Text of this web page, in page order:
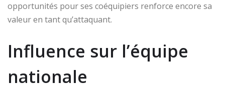
opportunités pour ses coéquipiers renforce encore sa
valeur en tant qu’attaquant.
Influence sur l’équipe
nationale